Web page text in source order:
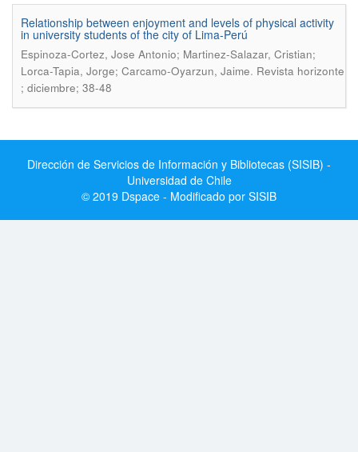
Relationship between enjoyment and levels of physical activity
in university students of the city of Lima-Perú
Espinoza-Cortez, Jose Antonio; Martinez-Salazar, Cristian;
Lorca-Tapia, Jorge; Carcamo-Oyarzun, Jaime. Revista horizonte
; diciembre; 38-48
Dirección de Servicios de Información y Bibliotecas (SISIB) -
Universidad de Chile
© 2019 Dspace - Modificado por SISIB